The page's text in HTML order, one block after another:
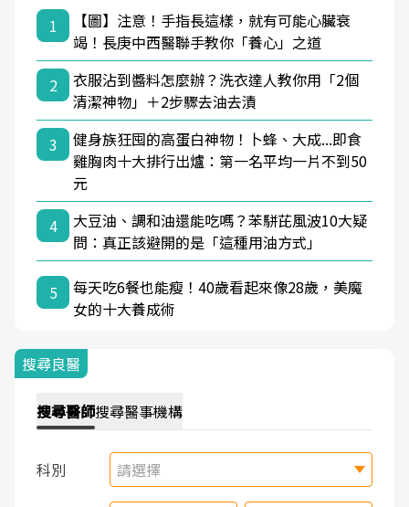
1
【圖】注意！手指長這樣，就有可能心臟衰
竭！長庚中西醫聯手教你「養心」之道
2
衣服沾到醬料怎麼辦？洗衣達人教你用「2個
清潔神物」＋2步驟去油去漬
3
健身族狂囤的高蛋白神物！卜蜂、大成...即食
雞胸肉十大排行出爐：第一名平均一片不到50
元
4
大豆油、調和油還能吃嗎？苯駢芘風波10大疑
問：真正該避開的是「這種用油方式」
5
每天吃6餐也能瘦！40歲看起來像28歲，美魔
女的十大養成術
搜尋良醫
搜尋醫師搜尋醫事機構
科別 請選擇